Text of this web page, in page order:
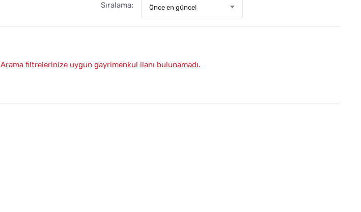
Sıralama: Önce en güncel
Arama filtrelerinize uygun gayrimenkul ilanı bulunamadı.